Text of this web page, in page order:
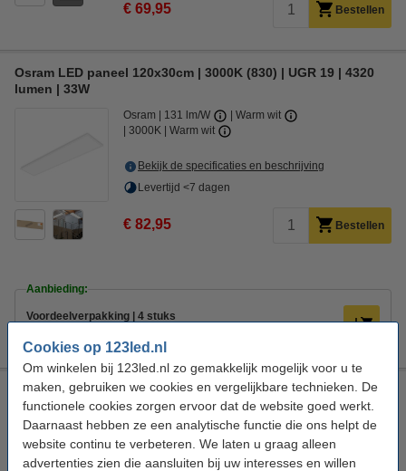
Cookies op 123led.nl
Om winkelen bij 123led.nl zo gemakkelijk mogelijk voor u te
maken, gebruiken we cookies en vergelijkbare technieken. De
functionele cookies zorgen ervoor dat de website goed werkt.
Daarnaast hebben ze een analytische functie die ons helpt de
website continu te verbeteren. We laten u graag alleen
advertenties zien die aansluiten bij uw interesses en willen
€ 69,95 Bestellen
Osram LED paneel 120x30cm | 3000K (830) | UGR 19 | 4320
lumen | 33W
Osram 131 lm/W
Warm wit
3000K | Warm wit
Bekijk de specificaties en beschrijving
Levertijd <7 dagen
€ 82,95 Bestellen
Aanbieding:
Voordeelverpakking | 4 stuks
Osram LED paneel 120x30cm | 4000K (840) | UGR 19 | 4320
lumen | 33W
Osram 131 lm/W
Helder wit
4000K | Helder wit